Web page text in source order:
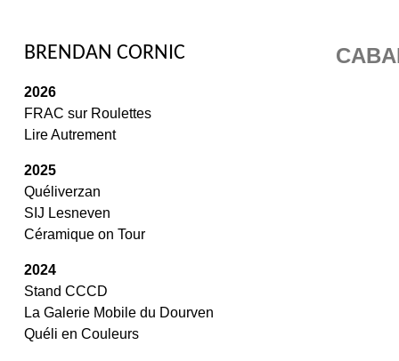
BRENDAN CORNIC
2026
FRAC sur Roulettes
Lire Autrement
2025
Quéliverzan
SIJ Lesneven
Céramique on Tour
2024
Stand CCCD
La Galerie Mobile du Dourven
Quéli en Couleurs